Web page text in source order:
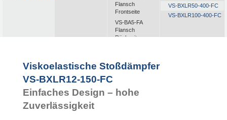
Flansch
Frontseite
VS-BA5-FA
Flansch
Rückseite
Frontseite
Rückseite
VS-BXLR50-400-FC
VS-BXLR100-400-FC
Viskoelastische Stoßdämpfer
VS-BXLR12-150-FC
Einfaches Design – hohe
Zuverlässigkeit